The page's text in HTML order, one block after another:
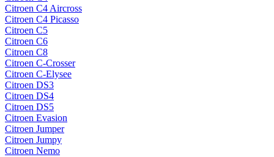
Citroen C4 Aircross
Citroen C4 Picasso
Citroen C5
Citroen C6
Citroen C8
Citroen C-Crosser
Citroen C-Elysee
Citroen DS3
Citroen DS4
Citroen DS5
Citroen Evasion
Citroen Jumper
Citroen Jumpy
Citroen Nemo